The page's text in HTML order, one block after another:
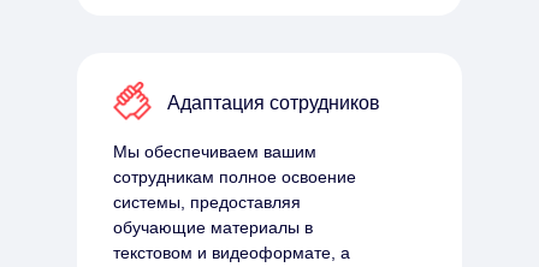
Адаптация сотрудников
Мы обеспечиваем вашим
сотрудникам полное освоение
системы, предоставляя
обучающие материалы в
текстовом и видеоформате, а